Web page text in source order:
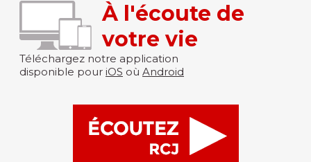
À l'écoute de
votre vie
Téléchargez notre application
disponible pour iOS où Android